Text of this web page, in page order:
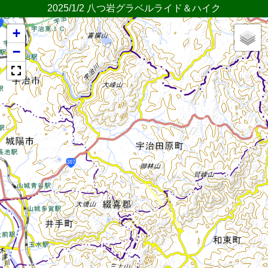
2025/1/2 八つ岩グラベルライド＆ハイク
+
−